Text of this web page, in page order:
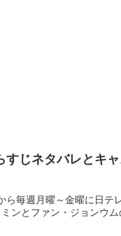
じネタバレとキ
ら毎週月曜～金曜に日テ
ンとファン・ジョンウ